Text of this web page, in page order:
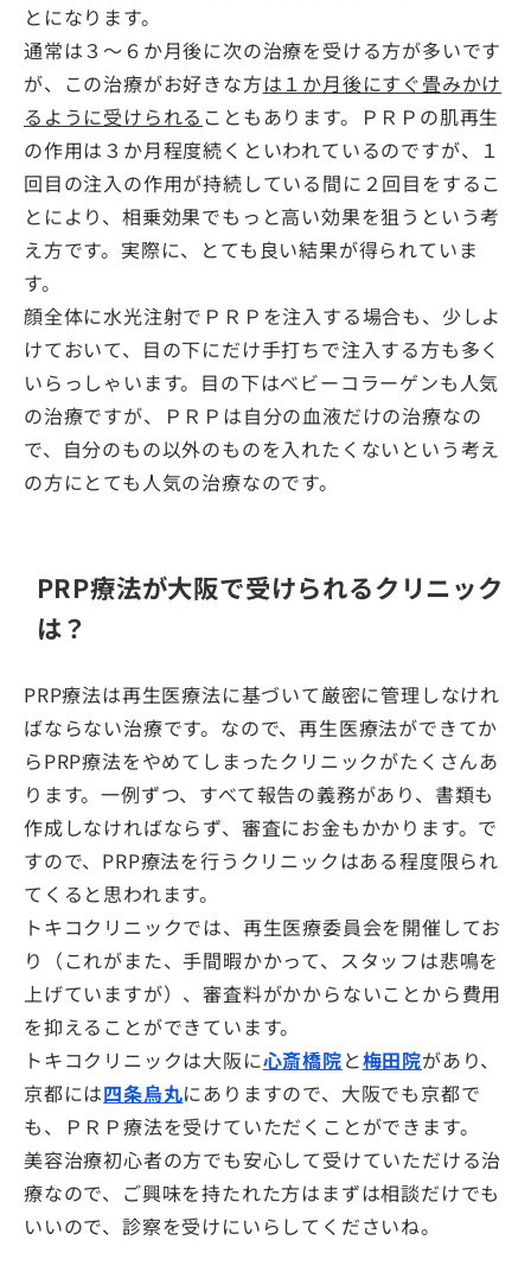
とになります。
通常は３～６か月後に次の治療を受ける方が多いです
が、この治療がお好きな方は１か月後にすぐ畳みかけ
るように受けられる こともあります。ＰＲＰの肌再生
の作用は３か月程度続くといわれているのですが、１
回目の注入の作用が持続している間に２回目をするこ
とにより、相乗効果でもっと高い効果を狙うという考
え方です。実際に、とても良い結果が得られていま
す。
顔全体に水光注射でＰＲＰを注入する場合も、少しよ
けておいて、目の下にだけ手打ちで注入する方も多く
いらっしゃいます。目の下はベビーコラーゲンも人気
の治療ですが、ＰＲＰは自分の血液だけの治療なの
で、自分のもの以外のものを入れたくないという考え
の方にとても人気の治療なのです。
PRP療法が大阪で受けられるクリニック
は？
PRP療法は再生医療法に基づいて厳密に管理しなけれ
ばならない治療です。なので、再生医療法ができてか
らPRP療法をやめてしまったクリニックがたくさんあ
ります。一例ずつ、すべて報告の義務があり、書類も
作成しなければならず、審査にお金もかかります。で
すので、PRP療法を行うクリニックはある程度限られ
てくると思われます。
トキコクリニックでは、再生医療委員会を開催してお
り（これがまた、手間暇かかって、スタッフは悲鳴を
上げていますが）、審査料がかからないことから費用
を抑えることができています。
トキコクリニックは大阪に心斎橋院と梅田院があり、
京都には四条烏丸にありますので、大阪でも京都で
も、ＰＲＰ療法を受けていただくことができます。
美容治療初心者の方でも安心して受けていただける治
療なので、ご興味を持たれた方はまずは相談だけでも
いいので、診察を受けにいらしてくださいね。